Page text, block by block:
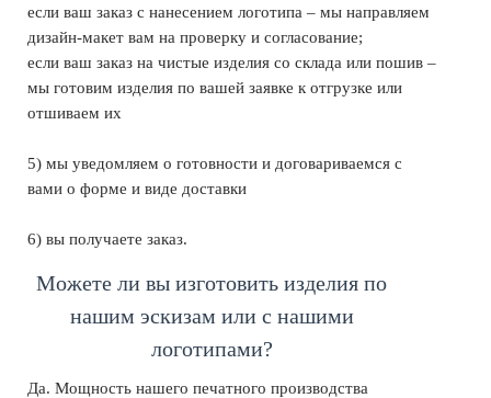
если ваш заказ с нанесением логотипа – мы направляем
дизайн-макет вам на проверку и согласование;
если ваш заказ на чистые изделия со склада или пошив –
мы готовим изделия по вашей заявке к отгрузке или
отшиваем их
5) мы уведомляем о готовности и договариваемся с
вами о форме и виде доставки
6) вы получаете заказ.
Можете ли вы изготовить изделия по
нашим эскизам или с нашими
логотипами?
Да. Мощность нашего печатного производства